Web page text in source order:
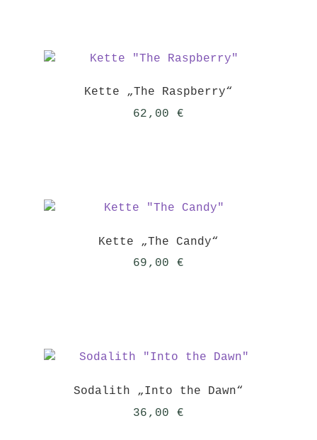
Kette „The Raspberry“
62,00 €
Kette „The Candy“
69,00 €
Sodalith „Into the Dawn“
36,00 €